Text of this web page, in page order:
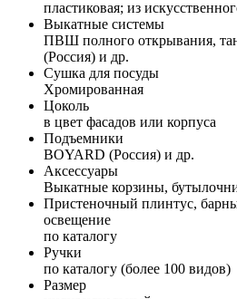
пластиковая; из
Выкатные системы
ПВШ полного открывания,
(Россия) и др.
Сушка для посуды
Хромированная
Цоколь
в цвет фасадов или корпуса
Подъемники
BOYARD (Россия) и др.
Аксессуары
Выкатные корзины,
Пристеночный плинтус,
освещение
по каталогу
Ручки
по каталогу (более 100 видов)
Размер